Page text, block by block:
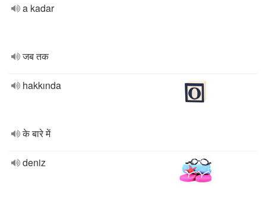
a kadar
जब तक
hakkında
के बारे में
deniz